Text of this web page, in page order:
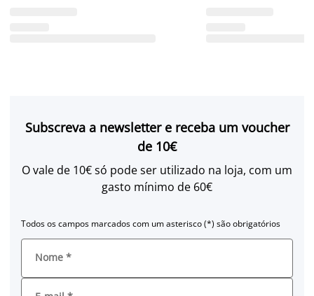
Subscreva a newsletter e receba um voucher
de 10€
O vale de 10€ só pode ser utilizado na loja, com um
gasto mínimo de 60€
Todos os campos marcados com um asterisco (*) são obrigatórios
Nome *